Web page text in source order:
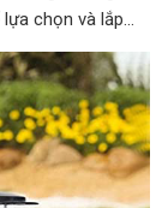
chọn và lắp...